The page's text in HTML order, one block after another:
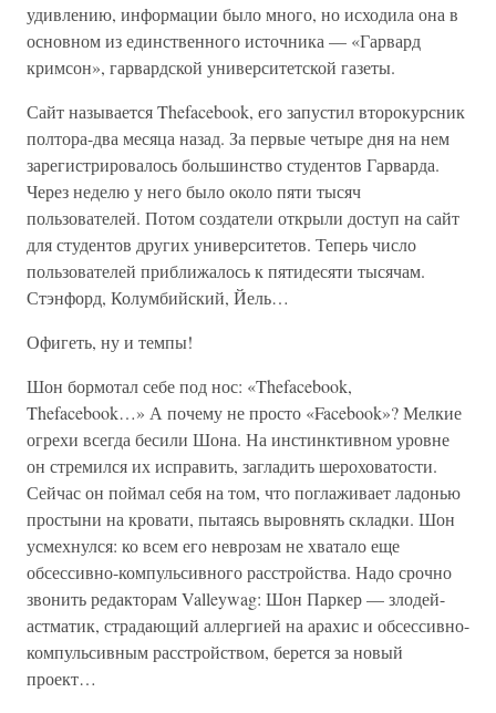
удивлению, информации было много, но исходила она в
основном из единственного источника — «Гарвард
кримсон», гарвардской университетской газеты.
Сайт называется Thefacebook, его запустил второкурсник
полтора-два месяца назад. За первые четыре дня на нем
зарегистрировалось большинство студентов Гарварда.
Через неделю у него было около пяти тысяч
пользователей. Потом создатели открыли доступ на сайт
для студентов других университетов. Теперь число
пользователей приближалось к пятидесяти тысячам.
Стэнфорд, Колумбийский, Йель…
Офигеть, ну и темпы!
Шон бормотал себе под нос: «Thefacebook,
Thefacebook…» А почему не просто «Facebook»? Мелкие
огрехи всегда бесили Шона. На инстинктивном уровне
он стремился их исправить, загладить шероховатости.
Сейчас он поймал себя на том, что поглаживает ладонью
простыни на кровати, пытаясь выровнять складки. Шон
усмехнулся: ко всем его неврозам не хватало еще
обсессивно-компульсивного расстройства. Надо срочно
звонить редакторам Valleywag: Шон Паркер — злодей-
астматик, страдающий аллергией на арахис и обсессивно-
компульсивным расстройством, берется за новый
проект…